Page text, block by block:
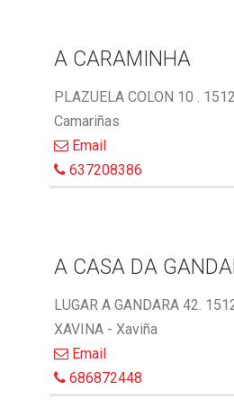
A CARAMINHA
PLAZUELA COLON 10 .
Camariñas
Email
637208386
A CASA DA
LUGAR A GANDARA 42.
XAVINA - Xaviña
Email
686872448